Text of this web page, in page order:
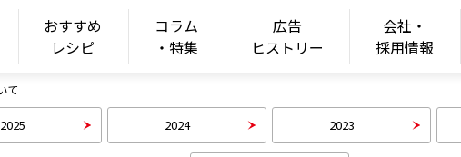
NONGSHIM
おすすめ
レシピ
コラム
・特集
広告
ヒストリー
会社・
採用情報
て
2025 2024 2023